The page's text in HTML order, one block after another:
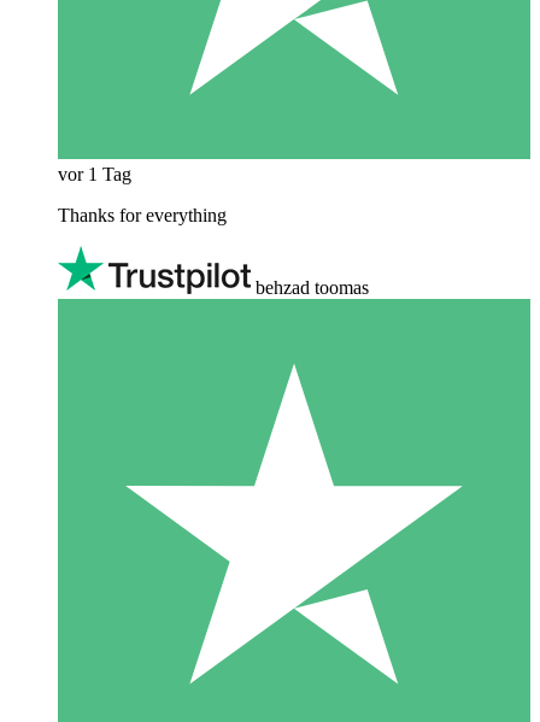
vor 1 Tag
Thanks for everything
behzad toomas